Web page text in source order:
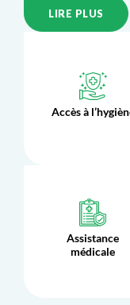
LIRE PLUS
Accès à
Assistance
médicale